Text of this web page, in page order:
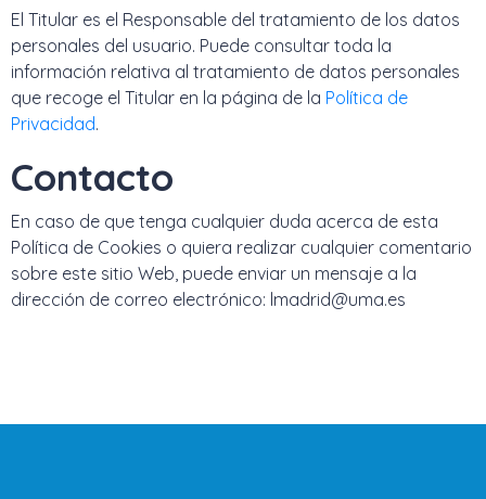
El Titular es el Responsable del tratamiento de los datos
personales del usuario. Puede consultar toda la
información relativa al tratamiento de datos personales
que recoge el Titular en la página de la Política de
Privacidad.
Contacto
En caso de que tenga cualquier duda acerca de esta
Política de Cookies o quiera realizar cualquier comentario
sobre este sitio Web, puede enviar un mensaje a la
dirección de correo electrónico: lmadrid@uma.es